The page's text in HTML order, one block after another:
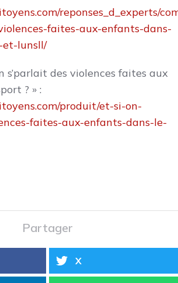
reponses_d_experts/
faites-aux-enfants-dans-
et-lunsll/
s’parlait des violences faites aux
? » :
produit/et-si-on-
faites-aux-enfants-dans-le-
Partager
X